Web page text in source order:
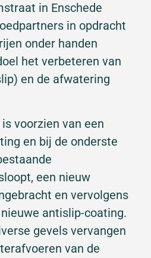
in Enschede
in opdracht
onder handen
het verbeteren van
en de afwatering
voorzien van een
en bij de onderste
een nieuw
en vervolgens
antislip-coating.
gevels vervangen
van de